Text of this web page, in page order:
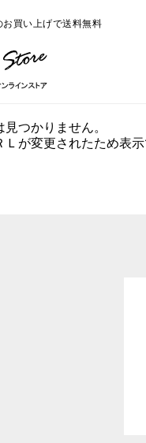
買い上げで送料無料
つかりません。
が変更されたため表示